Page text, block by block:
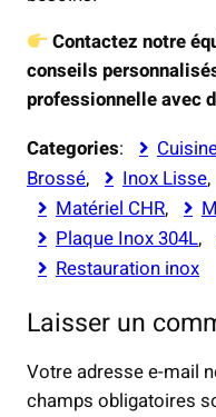
Contactez notre
conseils
professionnelle avec
Categories:
Brossé, Inox Lisse,
Matériel CHR,
Plaque Inox 304L,
Restauration inox
Laisser un
Votre adresse e-mail
champs obligatoires